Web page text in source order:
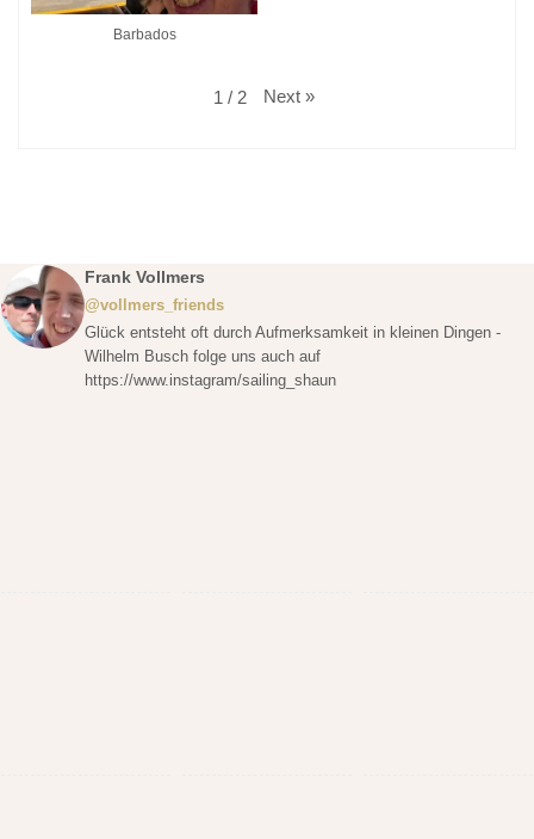
Barbados
1 / 2 Next »
Frank Vollmers
@vollmers_friends
Glück entsteht oft durch Aufmerksamkeit in kleinen Dingen -
Wilhelm Busch folge uns auch auf
https://www.instagram/sailing_shaun